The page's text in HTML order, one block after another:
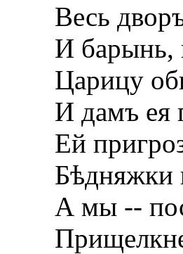
Весь
И барынь,
Царицу
И дамъ ея
Ей
Бѣдняжки
А мы --